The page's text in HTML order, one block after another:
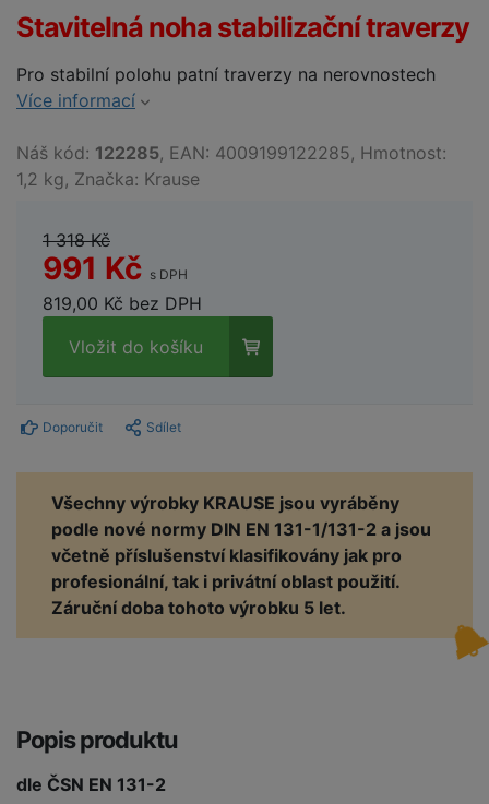
Stavitelná noha stabilizační traverzy
Pro stabilní polohu patní traverzy na nerovnostech
Více informací
Náš kód: 122285, EAN: 4009199122285, Hmotnost:
1,2 kg, Značka: Krause
1 318 Kč
991 Kč s DPH
819,00 Kč bez DPH
Vložit do košíku
Doporučit Sdílet
Všechny výrobky KRAUSE jsou vyráběny
podle nové normy DIN EN 131-1/131-2 a jsou
včetně příslušenství klasifikovány jak pro
profesionální, tak i privátní oblast použití.
Záruční doba tohoto výrobku 5 let.
Popis produktu
dle ČSN EN 131-2